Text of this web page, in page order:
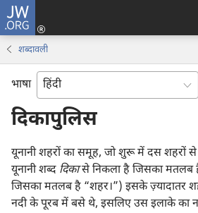
JW.ORG
शब्दावली
भाषा
दिकापुलिस
यूनानी शहरों का समूह, जो शुरू में दस शहरों
यूनानी शब्द दिकासे निकला है जिसका
जिसका मतलब है “शहर।”) इसके ज़्यादातर
नदी के पूरब में बसे थे, इसलिए उस इलाके का